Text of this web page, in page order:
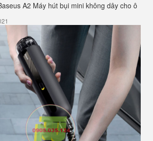
A2 Máy hút bụi mini không dây cho ô